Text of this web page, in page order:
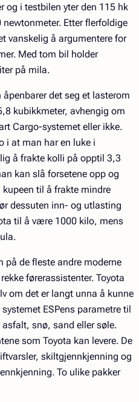
og i testbilen yter den 115 hk
Etter flerfoldige
vanskelig å argumentere for
Med tom bil holder
på mila.
åpenbarer det seg et lasterom
kubikkmeter, avhengig om
Cargo-systemet eller ikke.
i at man har en luke i
å frakte kolli på opptil 3,3
kan slå forsetene opp og
til å frakte mindre
dessuten inn- og utlasting
til å være 1000 kilo, mens
på de fleste andre moderne
førerassistenter. Toyota
om det er langt unna å kunne
ESPens parametre til
snø, sand eller søle.
som Toyota kan levere. De
skiltgjennkjenning og
To ulike pakker